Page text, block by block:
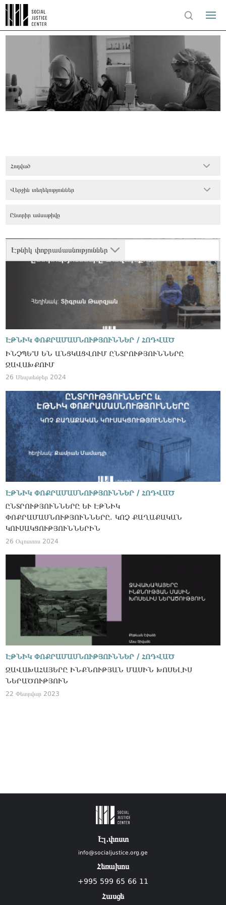
Հոդված
Էթնիկ փոքրամասնություններ
Վերջին տեղեկություններ
ԷԹՆԻԿ ՓՈՔՐԱՄԱՍՆՈՒԹՅՈՒՆՆԵՐ / ՀՈԴՎԱԾ
ԻՆՉՊԵ՞Ս ԵՆ ԱՆՑԿԱՑՎՈՒՄ ԸՆՏՐՈՒԹՅՈՒՆՆԵՐԸ
ՋԱՎԱԽՔՈՒՄ
26 Սեպտեմբեր 2024
ԷԹՆԻԿ ՓՈՔՐԱՄԱՍՆՈՒԹՅՈՒՆՆԵՐ / ՀՈԴՎԱԾ
ԸՆՏՐՈՒԹՅՈՒՆՆԵՐԸ ԵՒ ԷԹՆԻԿ Փ
ՈՔՐԱՄԱՍՆՈՒԹՅՈՒՆՆԵՐԸ. ԿՈՉ ՔԱՂԱՔԱԿԱՆ Կ
ՈՒՍԱԿՑՈՒԹՅՈՒՆՆԵՐԻՆ
26 Օգոստոս 2024
ԷԹՆԻԿ ՓՈՔՐԱՄԱՍՆՈՒԹՅՈՒՆՆԵՐ / ՀՈԴՎԱԾ
ՋԱՎԱԽԱՀԱՅԵՐԸ ԻՆՔՆՈՒԹՅԱՆ ՄԱՍԻՆ ԽՈՍԵԼԻՍ
ՆԵՐԱԾՈՒԹՅՈՒՆ
22 Փետրվար 2023
Էլ.փոստ
info@socialjustice.org.ge
Հեռախոս
+995 599 65 66 11
Հասցե